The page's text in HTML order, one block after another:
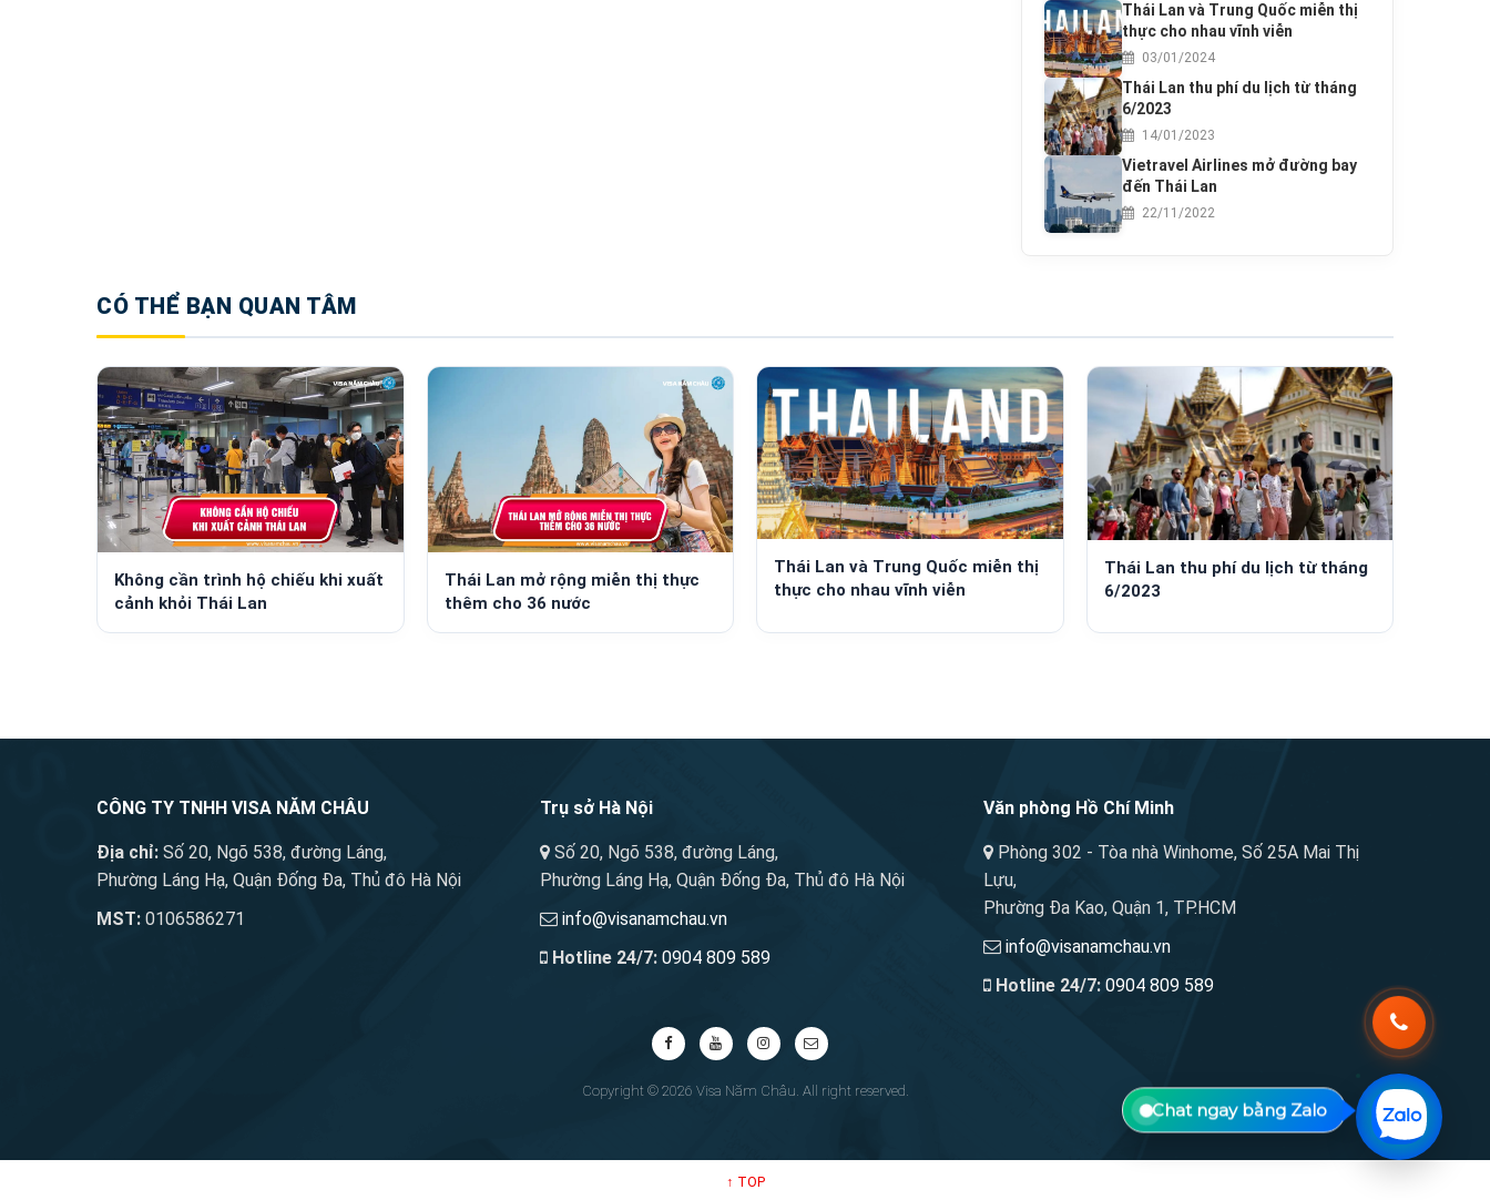
Thái Lan và Trung Quốc miễn thị
thực cho nhau vĩnh viễn
03/01/2024
Thái Lan thu phí du lịch từ tháng
6/2023
14/01/2023
Vietravel Airlines mở đường bay
đến Thái Lan
22/11/2022
CÓ THỂ BẠN QUAN TÂM
Không cần trình hộ chiếu khi xuất
cảnh khỏi Thái Lan
Thái Lan mở rộng miễn thị thực
thêm cho 36 nước
Thái Lan và Trung Quốc miễn thị
thực cho nhau vĩnh viễn
Thái Lan thu phí du lịch từ tháng
6/2023
CÔNG TY TNHH VISA NĂM CHÂU
Địa chỉ: Số 20, Ngõ 538, đường Láng,
Phường Láng Hạ, Quận Đống Đa, Thủ đô Hà Nội
MST: 0106586271
Trụ sở Hà Nội
Số 20, Ngõ 538, đường Láng,
Phường Láng Hạ, Quận Đống Đa, Thủ đô Hà Nội
info@visanamchau.vn
Hotline 24/7: 0904 809 589
Văn phòng Hồ Chí Minh
Phòng 302 - Tòa nhà Winhome, Số 25A Mai Thị
Lựu,
Phường Đa Kao, Quận 1, TP.HCM
info@visanamchau.vn
Hotline 24/7: 0904 809 589
Copyright © 2026 Visa Năm Châu. All right reserved.
↑ TOP
Chat ngay bằng Zalo